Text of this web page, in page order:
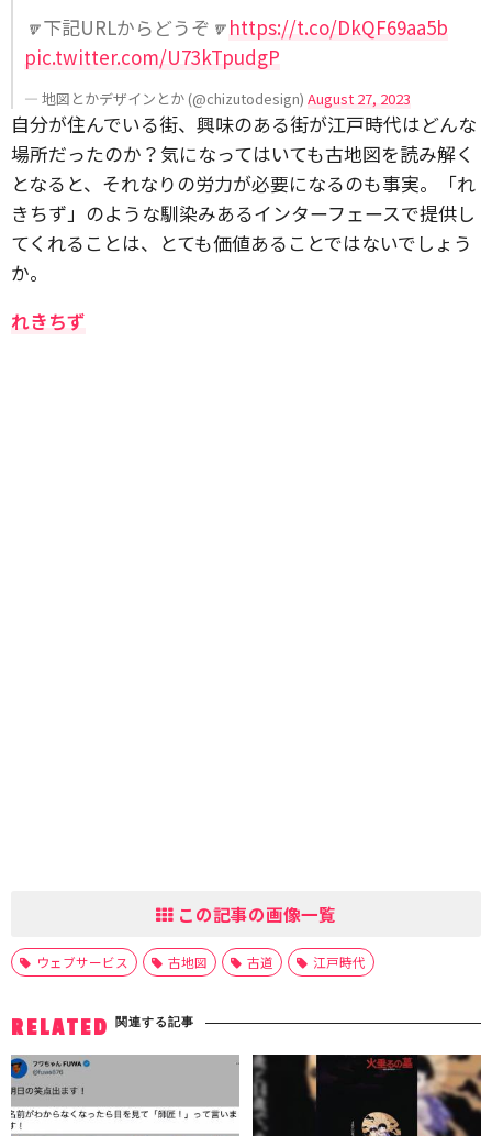
🔽下記URLからどうぞ🔽https://t.co/DkQF69aa5b
pic.twitter.com/U73kTpudgP
— 地図とかデザインとか (@chizutodesign) August 27, 2023
自分が住んでいる街、興味のある街が江戸時代はどんな
場所だったのか？気になってはいても古地図を読み解く
となると、それなりの労力が必要になるのも事実。「れ
きちず」のような馴染みあるインターフェースで提供し
てくれることは、とても価値あることではないでしょう
か。
れきちず
この記事の画像一覧
ウェブサービス 古地図 古道 江戸時代
RELATED 関連する記事